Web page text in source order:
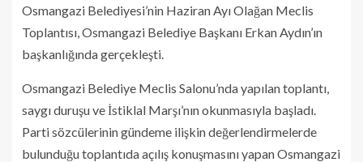
Osmangazi Belediyesi’nin Haziran Ayı Olağan Meclis
Toplantısı, Osmangazi Belediye Başkanı Erkan Aydın’ın
başkanlığında gerçekleşti.
Osmangazi Belediye Meclis Salonu’nda yapılan toplantı,
saygı duruşu ve İstiklal Marşı’nın okunmasıyla başladı.
Parti sözcülerinin gündeme ilişkin değerlendirmelerde
bulunduğu toplantıda açılış konuşmasını yapan Osmangazi